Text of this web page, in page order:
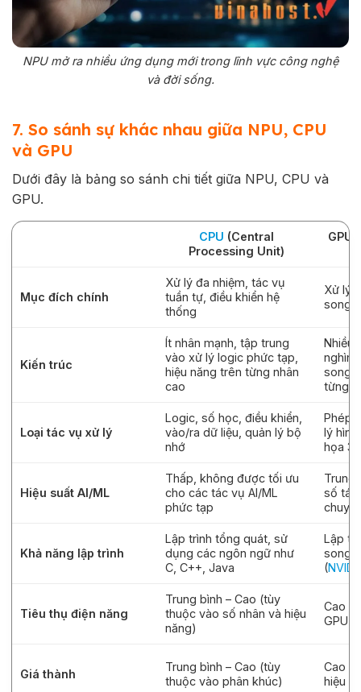
NPU mở ra nhiều ứng dụng mới trong lĩnh vực công nghệ
và đời sống.
7. So sánh sự khác nhau giữa NPU, CPU
và GPU
Dưới đây là bảng so sánh chi tiết giữa NPU, CPU và
GPU.
CPU (Central
Processing Unit)
GPU
Mục đích chính
Xử lý đa nhiệm, tác vụ
tuần tự, điều khiển hệ
thống
Xử lý
song
Kiến trúc
Ít nhân mạnh, tập trung
vào xử lý logic phức tạp,
hiệu năng trên từng nhân
cao
Nhiều
song
từng
Loại tác vụ xử lý
Logic, số học, điều khiển,
vào/ra dữ liệu, quản lý bộ
nhớ
Phép
lý
họa 3D
Hiệu suất AI/ML
Thấp, không được tối ưu
cho các tác vụ AI/ML
phức tạp
Trung
số tác
Khả năng lập trình
Lập trình tổng quát, sử
dụng các ngôn ngữ như
C, C++, Java
Lập
song
(
Tiêu thụ điện năng
Trung bình – Cao (tùy
thuộc vào số nhân và hiệu
năng)
Cao –
GPU
Giá thành
Trung bình – Cao (tùy
thuộc vào phân khúc)
Cao –
hiệu